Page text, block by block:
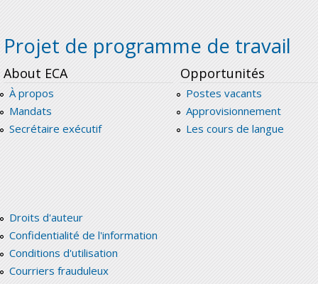
Projet de programme de travail
About ECA
À propos
Mandats
Secrétaire exécutif
Opportunités
Postes vacants
Approvisionnement
Les cours de langue
Droits d'auteur
Confidentialité de l'information
Conditions d'utilisation
Courriers frauduleux